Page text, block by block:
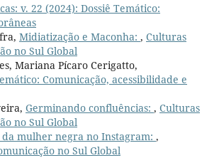
v. 22 (2024): Dossiê Temático:
Midiatização e Maconha: , Culturas
no Sul Global
Mariana Pícaro Cerigatto,
Comunicação, acessibilidade e
Germinando confluências: , Culturas
no Sul Global
da mulher negra no Instagram: ,
no Sul Global